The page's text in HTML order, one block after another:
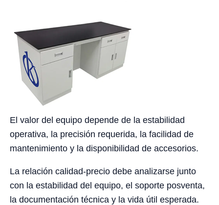
El valor del equipo depende de la estabilidad
operativa, la precisión requerida, la facilidad de
mantenimiento y la disponibilidad de accesorios.
La relación calidad-precio debe analizarse junto
con la estabilidad del equipo, el soporte posventa,
la documentación técnica y la vida útil esperada.